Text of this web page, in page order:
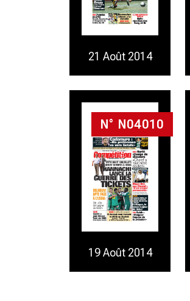
21 Août 2014
N° N04010
19 Août 2014